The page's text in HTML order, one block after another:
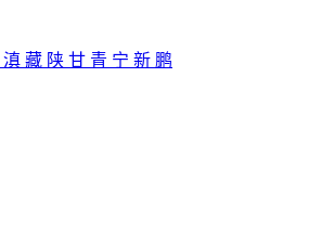
滇 藏 陕 甘 青 宁 新 鹏